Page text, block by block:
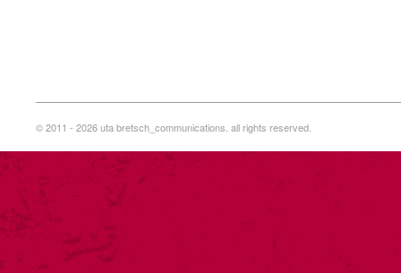
© 2011 - 2026 uta bretsch_communications. all rights reserved.